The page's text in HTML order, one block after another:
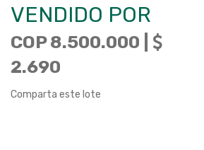
VENDIDO POR
COP 8.500.000 |
2.690
Comparta este lote